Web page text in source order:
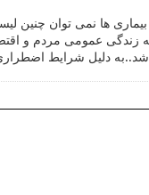
بیماری ها نمی توان چنین
عمومی مردم و
دلیل شرایط